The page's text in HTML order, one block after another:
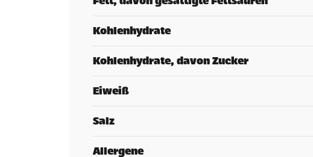
Kohlenhydrate
Kohlenhydrate, davon Zucker
Eiweiß
Salz
Allergene